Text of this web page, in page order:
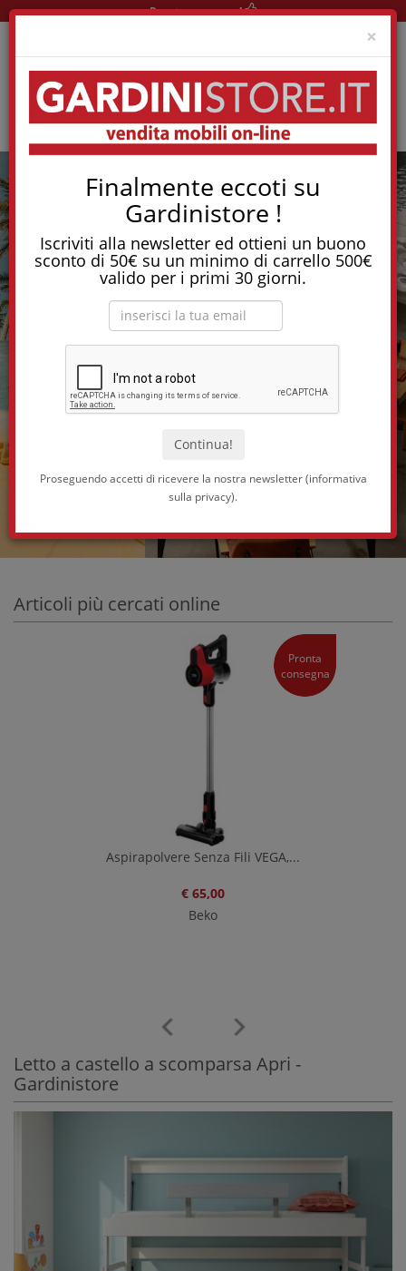
×
Finalmente eccoti su
Gardinistore !
Iscriviti alla newsletter ed ottieni un buono
sconto di 50€ su un minimo di carrello 500€
valido per i primi 30 giorni.
Proseguendo accetti di ricevere la nostra newsletter (informativa
sulla privacy).
Pronta consegna!
Articoli più cercati online
Pronta
consegna
Aspirapolvere Senza Fili VEGA,...
€ 65,00
Beko
Letto a castello a scomparsa Apri -
Gardinistore